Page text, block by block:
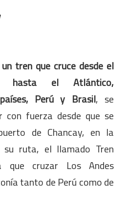
un tren que cruce desde el
hasta el Atlántico,
Perú y Brasil, se
con fuerza desde que se
de Chancay, en la
su ruta, el llamado Tren
que cruzar Los Andes
tanto de Perú como de